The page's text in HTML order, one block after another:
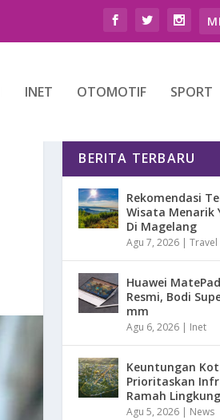
INET OTOMOTIF SPORT
BERITA TERBARU
Rekomendasi
Wisata Menarik
Di Magelang
Agu 7, 2026 |Travel
Huawei
Resmi, Bodi
mm
Agu 6, 2026 | Inet
Keuntungan
Prioritaskan
Ramah
Agu 5, 2026 | News